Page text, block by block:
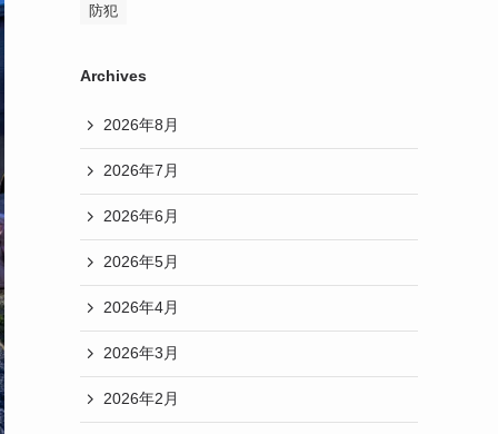
防犯
Archives
2026年8月
2026年7月
2026年6月
2026年5月
2026年4月
2026年3月
2026年2月